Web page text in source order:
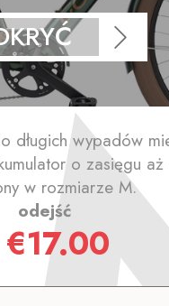
długich wypadów
o zasięgu
w rozmiarze M.
odejść
€17.00